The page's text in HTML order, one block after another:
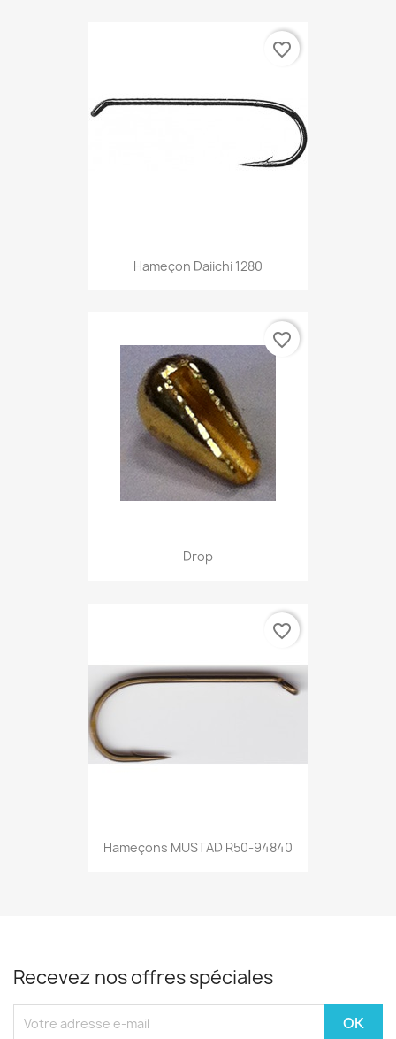
Hameçon Daiichi 1280
favorite_border
Drop
favorite_border
Hameçons MUSTAD R50-94840
favorite_border
Recevez nos offres spéciales